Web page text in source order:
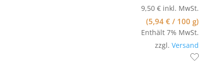
9,50€ inkl. MwSt.
(5,94€ / 100 g)
Enthält 7% MwSt.
zzgl.Versand